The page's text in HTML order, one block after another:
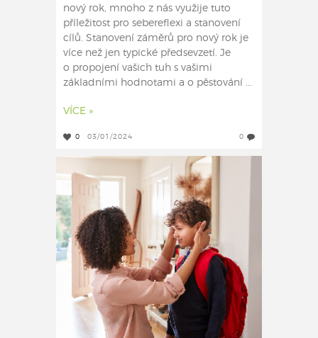
nový rok, mnoho z nás využije tuto
příležitost pro sebereflexi a stanovení
cílů. Stanovení záměrů pro nový rok je
více než jen typické předsevzetí. Je
o propojení vašich tuh s vašimi
základními hodnotami a o pěstování ...
VÍCE »
0 03/01/2024 0